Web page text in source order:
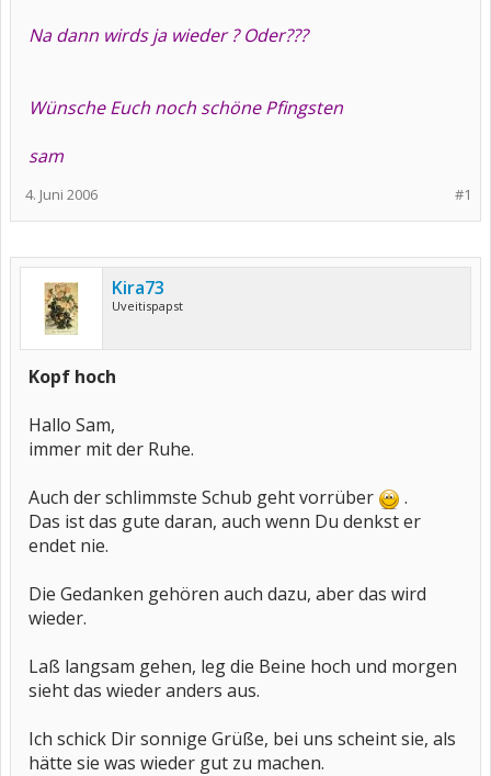
Na dann wirds ja wieder ? Oder???
Wünsche Euch noch schöne Pfingsten
sam
#1
4. Juni 2006
Kira73
Uveitispapst
Kopf hoch
Hallo Sam,
immer mit der Ruhe.
Auch der schlimmste Schub geht vorrüber
.
Das ist das gute daran, auch wenn Du denkst er
endet nie.
Die Gedanken gehören auch dazu, aber das wird
wieder.
Laß langsam gehen, leg die Beine hoch und morgen
sieht das wieder anders aus.
Ich schick Dir sonnige Grüße, bei uns scheint sie, als
hätte sie was wieder gut zu machen.